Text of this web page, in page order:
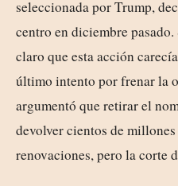
seleccionada por Trump,
centro en diciembre
claro que esta acción
último intento por frenar la
argumentó que retirar el
devolver cientos de
renovaciones, pero la corte